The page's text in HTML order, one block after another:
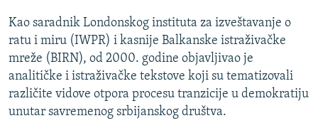
POPLAVE I KLIZIŠTA U BIH 2024.
TV LIBERTY
POST SCRIPTUM
MOJA EVROPA
Sve RFE/RL stranice
Kao saradnik Londonskog instituta za izveštavanje o
ratu i miru (IWPR) i kasnije Balkanske istraživačke
mreže (BIRN), od 2000. godine objavljivao je
analitičke i istraživačke tekstove koji su tematizovali
različite vidove otpora procesu tranzicije u demokratiju
unutar savremenog srbijanskog društva.